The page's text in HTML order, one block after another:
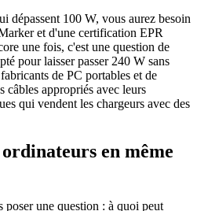
dépassent 100 W, vous aurez besoin
et d'une certification EPR
une fois, c'est une question de
pour laisser passer 240 W sans
de PC portables et de
câbles appropriés avec leurs
qui vendent les chargeurs avec des
en même
une question : à quoi peut